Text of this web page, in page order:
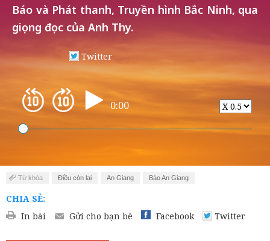
Báo và Phát thanh, Truyền hình Bắc Ninh, qua
giọng đọc của Anh Thy.
Twitter
0:00
Từ khóa Điều còn lại An Giang Báo An Giang
CHIA SẺ:
In bài
Gửi cho bạn bè Facebook Twitter